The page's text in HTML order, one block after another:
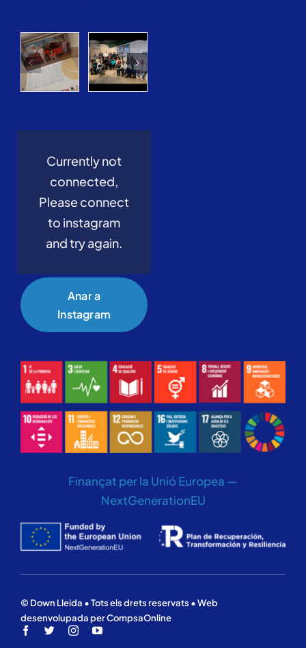
Currently not
connected,
Please connect
to instagram
and try again.
Anar a
Instagram
Finançat per la Unió Europea —
NextGenerationEU
© Down Lleida • Tots els drets reservats • Web
desenvolupada per CompsaOnline